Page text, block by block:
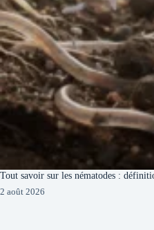
Tout savoir sur les nématodes :
2 août 2026